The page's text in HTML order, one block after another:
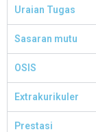
Uraian Tugas
Sasaran mutu
OSIS
Extrakurikuler
Prestasi